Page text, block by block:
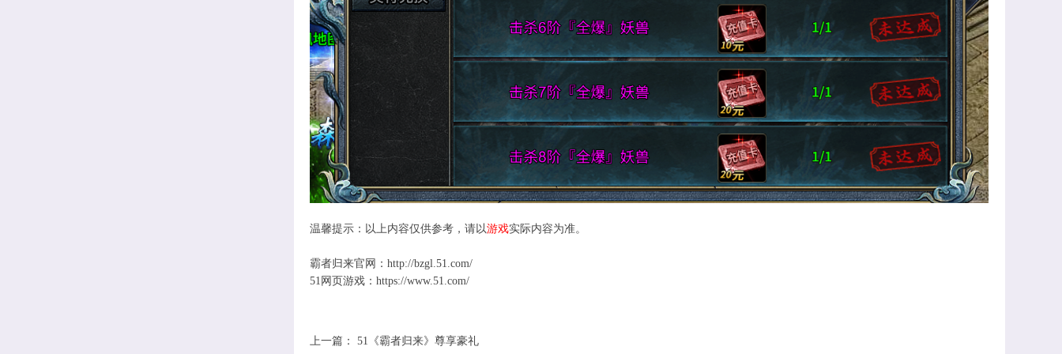
温馨提示：以上内容仅供参考，请以游戏实际内容为准。
霸者归来官网 ： http://bzgl.51.com/
51网页游戏： https://www.51.com/
上一篇： 51《霸者归来》尊享豪礼